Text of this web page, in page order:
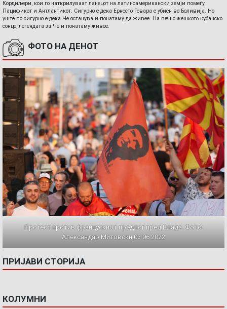
Кордиљери, кои го наткрилуваат ланецот на латиноамерикански земји помеѓу
Пацификот и Антлантикот. Сигурно е дека Ернесто Гевара е убиен во Боливија. Но
уште по сигурно е дека Че останува и понатаму да живее. На вечно жешкото кубанско
сонце, легендата за Че и понатаму живее.
ФОТО НА ДЕНОТ
Протест против францускиот предлог пред Влада. Фото:
Александар Митовски,03.06.2022
ПРИЈАВИ СТОРИЈА
КОЛУМНИ